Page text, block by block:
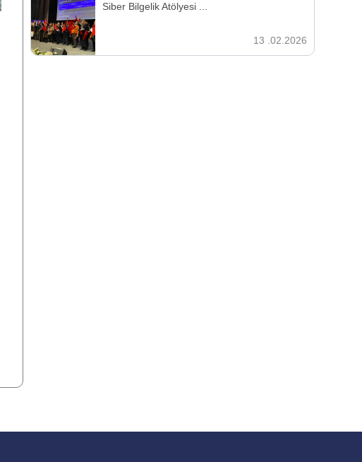
Siber Bilgelik Atölyesi ...
13 .02.2026